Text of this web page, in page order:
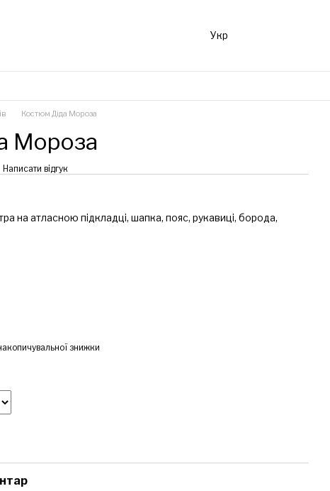
Укр
Костюм Діда Мороза
Мороза
Написати відгук
на атласною підкладці, шапка, пояс, рукавиці, борода,
знижки